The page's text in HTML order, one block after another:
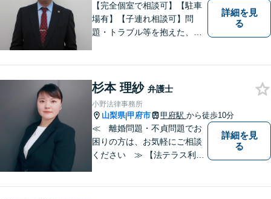
【完全個室で相談可】【駐車
場有】【子連れ相談可】問
題・トラブル等を抱えた、ま
分析し、解決に向けてどのよ
うな方法・手段を取ることが
良いのか等を助言させていた
だきます。
詳細を見
る
杉本 理紗 弁護士
小野法律事務所
山梨県|甲府市 甲府駅 から徒歩10分
≪ 離婚問題・不貞問題でお
困りの方は、お気軽にご相談
ください ≫ 【法テラス利用
詳細を見
る